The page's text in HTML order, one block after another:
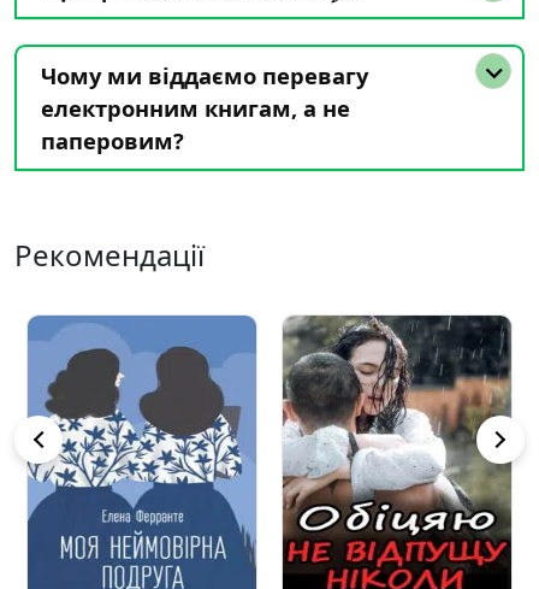
Чому ми віддаємо перевагу
електронним книгам, а не
паперовим?
Рекомендації